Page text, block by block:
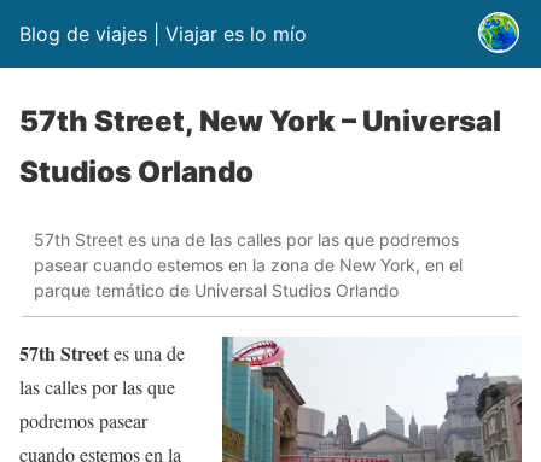
Blog de viajes | Viajar es lo mío
57th Street, New York – Universal
Studios Orlando
57th Street es una de las calles por las que podremos
pasear cuando estemos en la zona de New York, en el
parque temático de Universal Studios Orlando
57th Streetes una de
las calles por las que
podremos pasear
cuando estemos en la